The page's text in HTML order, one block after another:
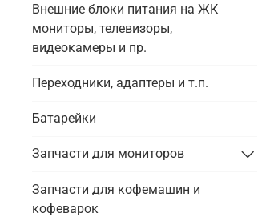
Внешние блоки питания на ЖК
мониторы, телевизоры,
видеокамеры и пр.
Переходники, адаптеры и т.п.
Батарейки
Запчасти для мониторов
Запчасти для кофемашин и
кофеварок